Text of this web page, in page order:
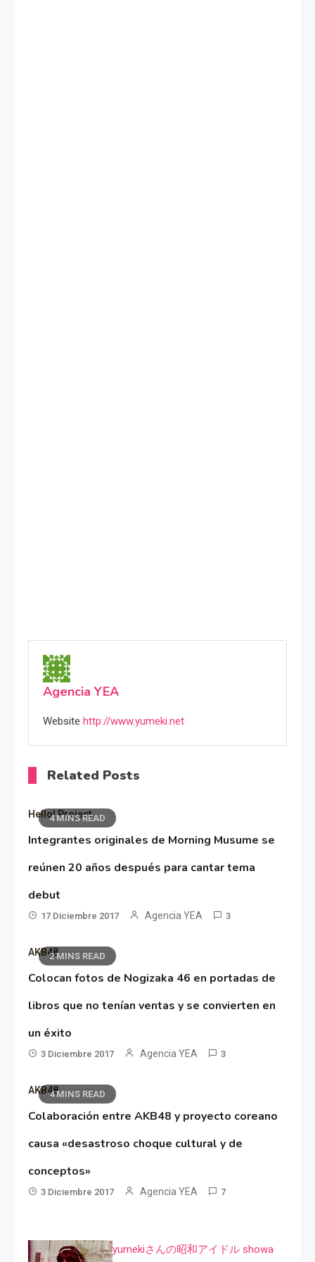
Agencia YEA
Website http://www.yumeki.net
Related Posts
4 MINS READ
Hello! Project
Integrantes originales de Morning Musume se
reúnen 20 años después para cantar tema
debut
17 Diciembre 2017 Agencia YEA 3
2 MINS READ
AKB48
Colocan fotos de Nogizaka 46 en portadas de
libros que no tenían ventas y se convierten en
un éxito
3 Diciembre 2017 Agencia YEA 3
4 MINS READ
AKB48
Colaboración entre AKB48 y proyecto coreano
causa «desastroso choque cultural y de
conceptos»
3 Diciembre 2017 Agencia YEA 7
yumekiさんの昭和アイドル showa